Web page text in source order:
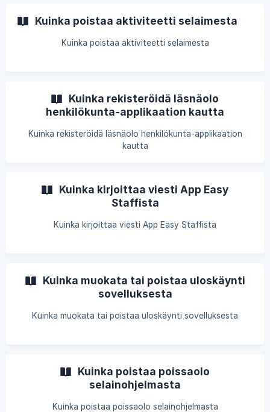
Kuinka poistaa aktiviteetti selaimesta
Kuinka poistaa aktiviteetti selaimesta
Kuinka rekisteröidä läsnäolo
henkilökunta-applikaation kautta
Kuinka rekisteröidä läsnäolo henkilökunta-applikaation
kautta
Kuinka kirjoittaa viesti App Easy
Staffista
Kuinka kirjoittaa viesti App Easy Staffista
Kuinka muokata tai poistaa uloskäynti
sovelluksesta
Kuinka muokata tai poistaa uloskäynti sovelluksesta
Kuinka poistaa poissaolo
selainohjelmasta
Kuinka poistaa poissaolo selainohjelmasta